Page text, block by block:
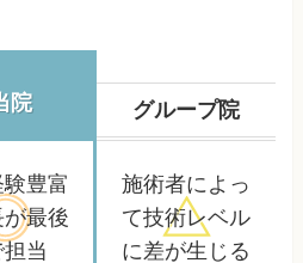
院 グループ院
豊富
が最後
担当
施術者によっ
て技術レベル
に差が生じる